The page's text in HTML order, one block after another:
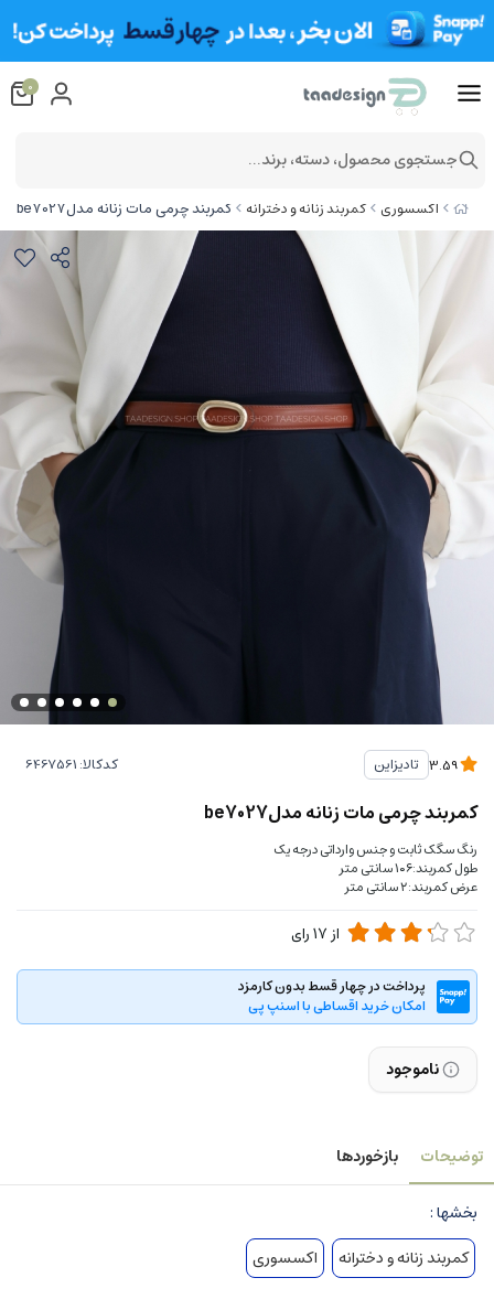
اکسسوری کمربند زنانه و دخترانه کمربند چرمی مات زنانه مدلbe7027
تادیزاین کدکالا:
کمربند چرمی مات زنانه مدلbe7027
رنگ سگک ثابت و جنس وارداتی درجه یک
طول کمربند:۱۰۶ سانتی متر
عرض کمربند:۲ سانتی متر
از 17رای
پرداخت در چهار قسط بدون کارمزد
امکان خرید اقساطی با اسنپ پی
ناموجود
توضیحات بازخوردها
بخشها :
کمربند زنانه و دخترانه
اکسسوری
0
جستجوی محصول، دسته، برند...